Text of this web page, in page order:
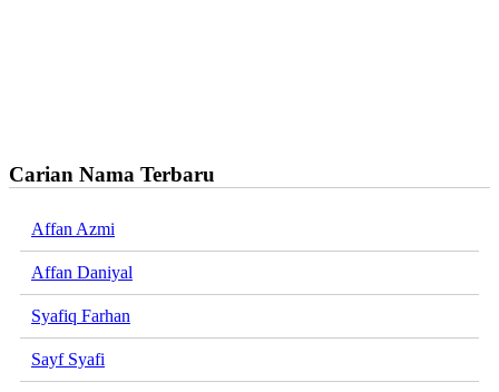
Carian Nama Terbaru
Affan Azmi
Affan Daniyal
Syafiq Farhan
Sayf Syafi